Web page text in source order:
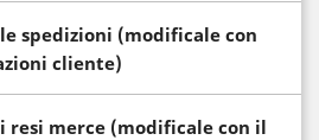
spedizioni (modificale con
cliente)
resi merce (modificale con il